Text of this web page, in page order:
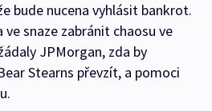
bude nucena vyhlásit bankrot.
snaze zabránit chaosu ve
JPMorgan, zda by
Stearns převzít, a pomoci